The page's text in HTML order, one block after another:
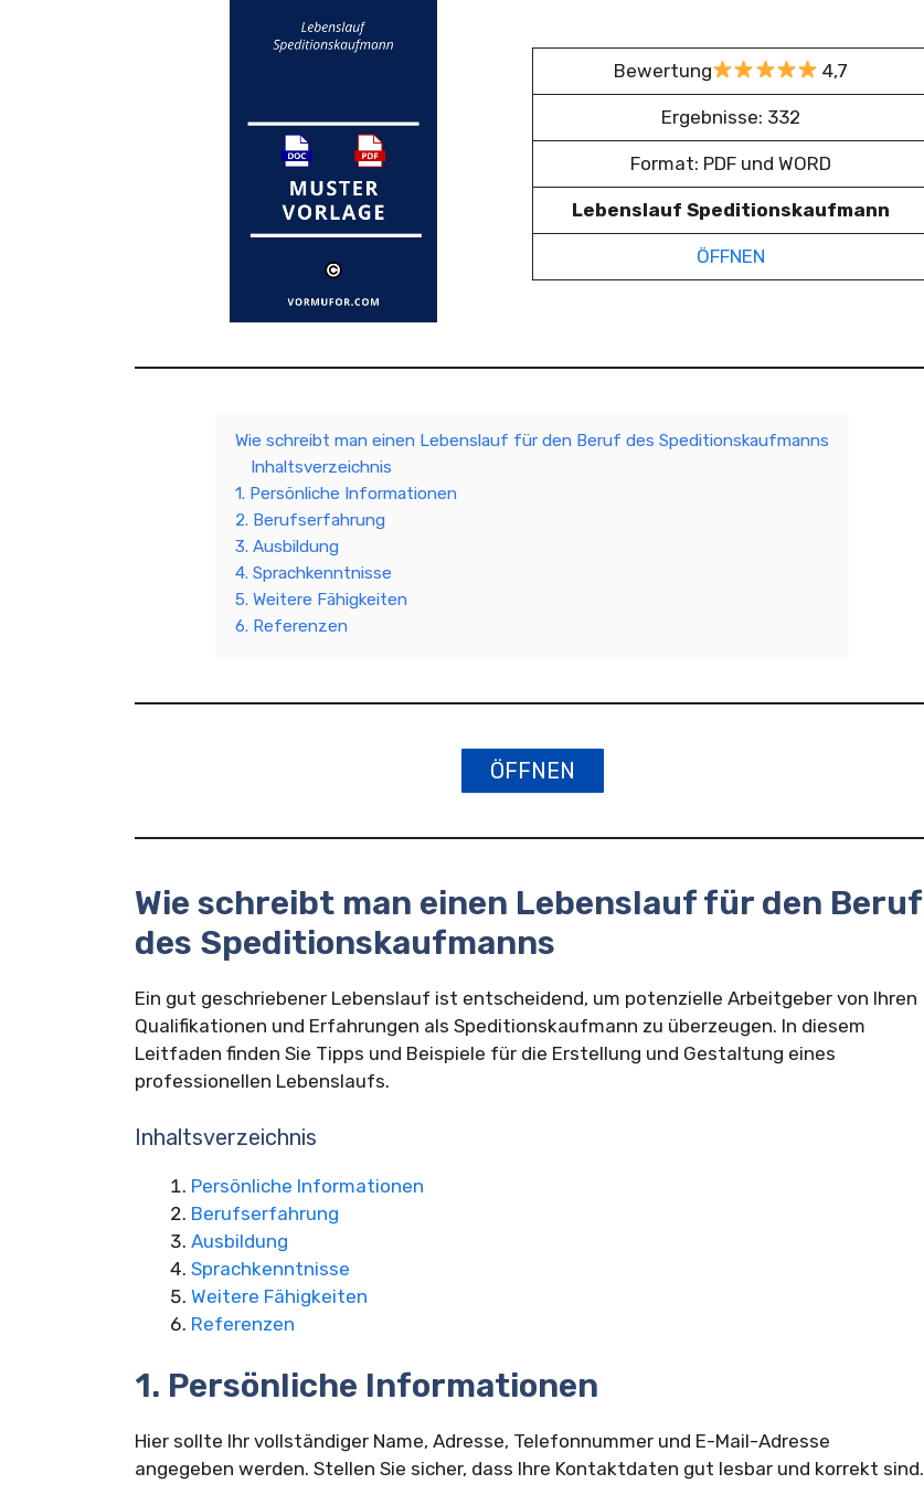
Bewertung 4,7
Ergebnisse: 332
Format: PDF und WORD
Lebenslauf Speditionskaufmann
ÖFFNEN
Wie schreibt man einen Lebenslauf für den Beruf des Speditionskaufmanns
Inhaltsverzeichnis
1. Persönliche Informationen
2. Berufserfahrung
3. Ausbildung
4. Sprachkenntnisse
5. Weitere Fähigkeiten
6. Referenzen
ÖFFNEN
Wie schreibt man einen Lebenslauf für den Beruf
des Speditionskaufmanns
Ein gut geschriebener Lebenslauf ist entscheidend, um potenzielle Arbeitgeber von Ihren
Qualifikationen und Erfahrungen als Speditionskaufmann zu überzeugen. In diesem
Leitfaden finden Sie Tipps und Beispiele für die Erstellung und Gestaltung eines
professionellen Lebenslaufs.
Inhaltsverzeichnis
Persönliche Informationen
Berufserfahrung
Ausbildung
Sprachkenntnisse
Weitere Fähigkeiten
Referenzen
1. Persönliche Informationen
Hier sollte Ihr vollständiger Name, Adresse, Telefonnummer und E-Mail-Adresse
angegeben werden. Stellen Sie sicher, dass Ihre Kontaktdaten gut lesbar und korrekt sind.